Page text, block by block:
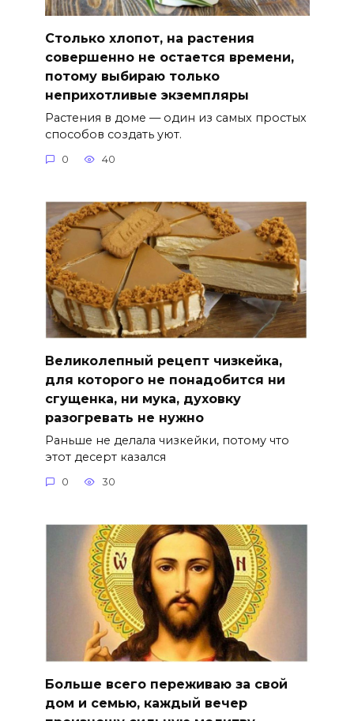
Столько хлопот, на растения
совершенно не остается времени,
потому выбираю только
неприхотливые экземпляры
Растения в доме — один из самых простых
способов создать уют.
0 40
Великолепный рецепт чизкейка,
для которого не понадобится ни
сгущенка, ни мука, духовку
разогревать не нужно
Раньше не делала чизкейки, потому что
этот десерт казался
0 30
Больше всего переживаю за свой
дом и семью, каждый вечер